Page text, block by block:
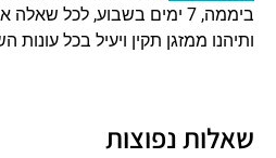
ביממה, 7 ימים בשבוע, לכל
ותיהנו ממזגן תקין ויעיל בכל עונות
שאלות נפוצות